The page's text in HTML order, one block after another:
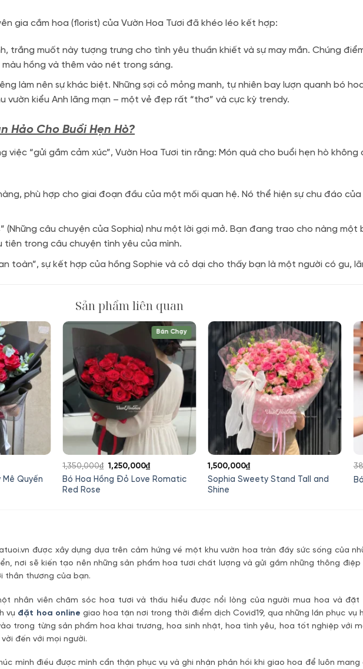
gia cắm hoa (florist) của Vườn Hoa Tươi đã khéo léo kết hợp:
trắng muốt này tượng trưng cho tình yêu thuần khiết và sự may mắn. Chúng
hồng và thêm vào nét trong sáng.
làm nên sự khác biệt. Những sợi cỏ mỏng manh, tự nhiên bay lượn quanh bó
kiểu Anh lãng mạn – một vẻ đẹp rất “thơ” và cực kỳ trendy.
Hảo Cho Buổi Hẹn Hò?
việc “gửi gắm cảm xúc”, Vườn Hoa Tươi tin rằng: Món quà cho buổi hẹn hò
phù hợp cho giai đoạn đầu của một mối quan hệ. Nó thể hiện sự chu đáo
(Những câu chuyện của Sophia) như một lời gợi mở. Bạn đang trao cho nàng
trong câu chuyện tình yêu của mình.
toàn”, sự kết hợp của hồng Sophie và cỏ dại cho thấy bạn là một người có gu,
Sản phẩm liên quan
Quyến
Bán Chạy
Bó Hoa Hồng Đỏ Love Romatic
Red Rose
1,350,000₫ Giá
gốc
1,250,000₫Giá
hiện
Sophia Sweety Stand Tall and
Shine
1,500,000₫
được xây dựng dựa trên cảm hứng về một khu vườn hoa tràn đầy sức sống của
nơi sẽ kiến tạo nên những sản phẩm hoa tươi chất lượng và gửi gắm những thông điệp
thân thương của bạn.
nhân viên chăm sóc hoa tươi và thấu hiểu được nổi lòng của người mua hoa và đặt
vụ đặt hoa online giao hoa tận nơi trong thời điểm dịch Covid19, qua những lần phục vụ
trong từng sản phẩm hoa khai trương, hoa sinh nhật, hoa tình yêu, hoa tốt nghiệp với
đến với mọi người.
mình điều được mình cẩn thận phục vụ và ghi nhận phản hồi khi giao hoa để luôn